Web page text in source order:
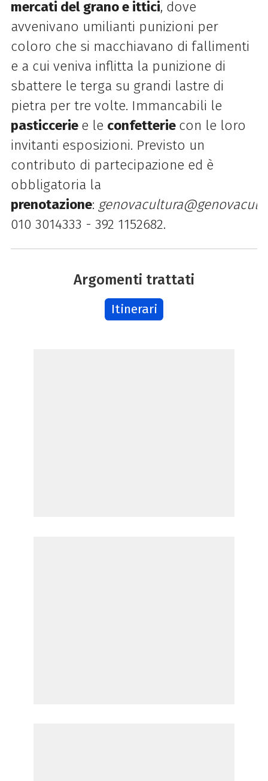
mercati del grano e ittici, dove
avvenivano umilianti punizioni per
coloro che si macchiavano di fallimenti
e a cui veniva inflitta la punizione di
sbattere le terga su grandi lastre di
pietra per tre volte. Immancabili le
pasticcerie e le confetterie con le loro
invitanti esposizioni. Previsto un
contributo di partecipazione ed è
obbligatoria la
prenotazione:
010 3014333 - 392 1152682.
Argomenti trattati
Itinerari